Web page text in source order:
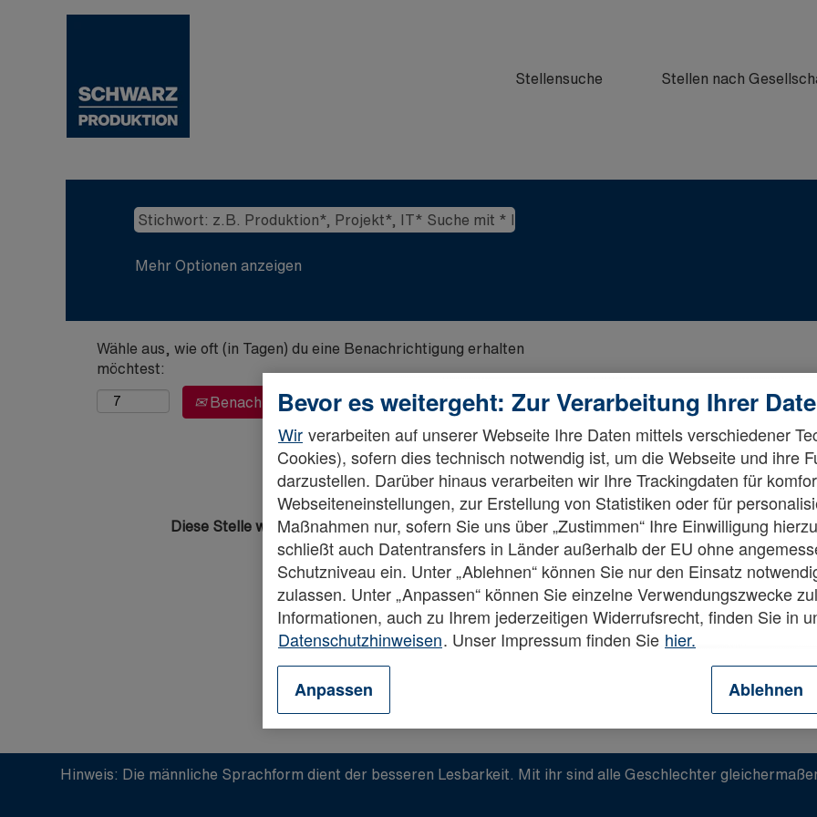
Stellensuche Stellen nach
Mehr Optionen anzeigen
Wähle aus, wie oft (in Tagen) du eine Benachrichtigung erhalten
möchtest:
Benachrichtigung erstellen
Diese Stelle wurde leider bereits besetzt.
Hinweis: Die männliche Sprachform dient der besseren Lesbarkeit. Mit ihr sind alle Geschlechter
Bevor es weitergeht: Zur Verarbeitung Ihrer
Wir verarbeiten auf unserer Webseite Ihre Daten mittels verschiedener
Cookies), sofern dies technisch notwendig ist, um die Webseite und ihre
darzustellen. Darüber hinaus verarbeiten wir Ihre Trackingdaten für
Webseiteneinstellungen, zur Erstellung von Statistiken oder für
Maßnahmen nur, sofern Sie uns über „Zustimmen“ Ihre Einwilligung
schließt auch Datentransfers in Länder außerhalb der EU ohne
Schutzniveau ein. Unter „Ablehnen“ können Sie nur den Einsatz
zulassen. Unter „Anpassen“ können Sie einzelne Verwendungszwecke
Informationen, auch zu Ihrem jederzeitigen Widerrufsrecht, finden Sie in
Datenschutzhinweisen. Unser Impressum finden Sie hier.
Ablehnen
Anpassen